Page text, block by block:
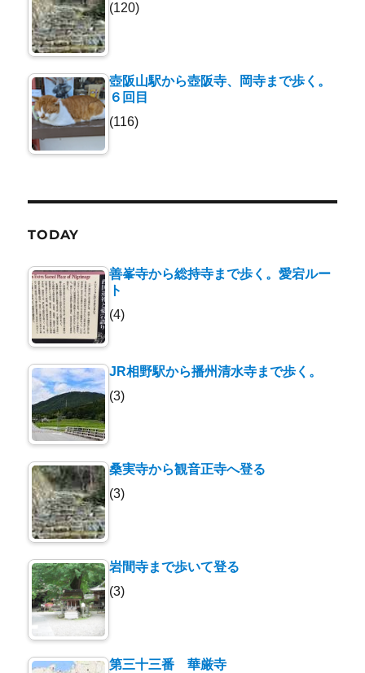
(120)
壺阪山駅から壺阪寺、岡寺まで歩く。
６回目
(116)
TODAY
善峯寺から総持寺まで歩く。愛宕ルー
ト
(4)
JR相野駅から播州清水寺まで歩く。
(3)
桑実寺から観音正寺へ登る
(3)
岩間寺まで歩いて登る
(3)
第三十三番 華厳寺